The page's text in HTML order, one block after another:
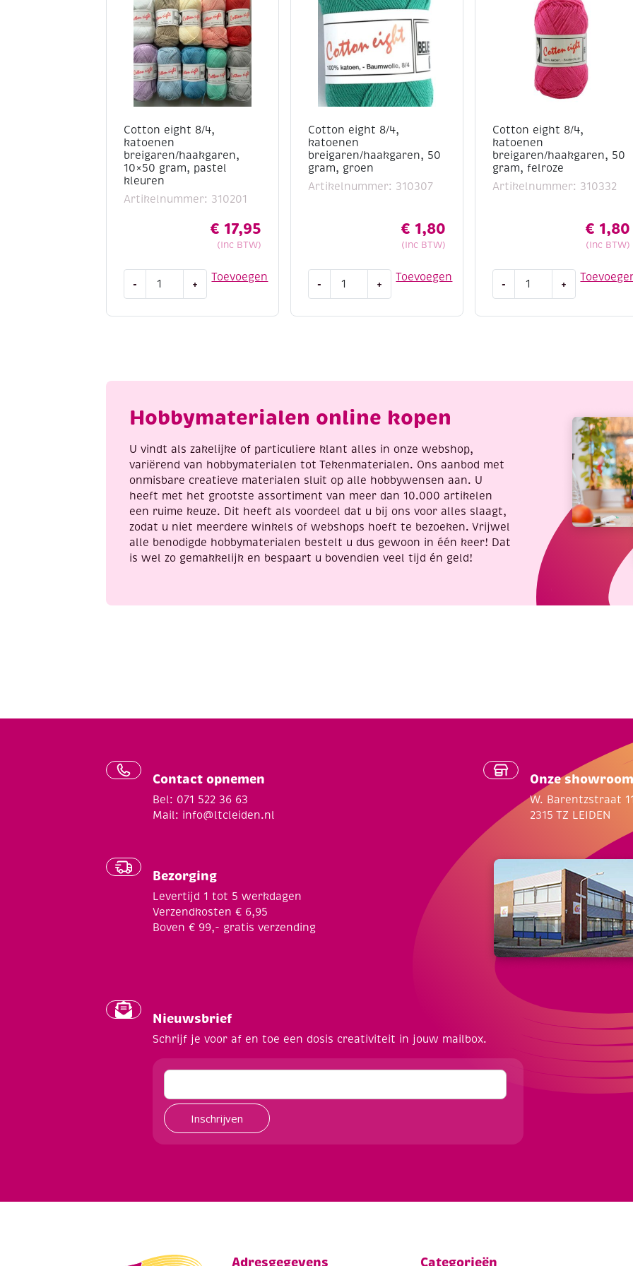
Cotton eight 8/4,
katoenen
breigaren/haakgaren,
10×50 gram, pastel
kleuren
Artikelnummer: 310201
€ 17,95
(Inc BTW)
Toevoegen
-
pastel
aantal
+
Cotton eight 8/4,
katoenen
breigaren/haakgaren, 50
gram, groen
Artikelnummer: 310307
€ 1,80
(Inc BTW)
Toevoegen
-
groen
+
Cotton eight 8/4,
katoenen
breigaren/haakgaren, 50
gram, felroze
Artikelnummer: 310332
€ 1,80
(Inc BTW)
-
felroze
+
Hobbymaterialen online kopen
U vindt als zakelijke of particuliere klant alles in onze webshop,
variërend van hobbymaterialen tot Tekenmaterialen. Ons aanbod met
onmisbare creatieve materialen sluit op alle hobbywensen aan. U
heeft met het grootste assortiment van meer dan 10.000 artikelen
een ruime keuze. Dit heeft als voordeel dat u bij ons voor alles slaagt,
zodat u niet meerdere winkels of webshops hoeft te bezoeken. Vrijwel
alle benodigde hobbymaterialen bestelt u dus gewoon in één keer! Dat
is wel zo gemakkelijk en bespaart u bovendien veel tijd én geld!
Contact opnemen
Bel: 071 522 36 63
Mail: info@ltcleiden.nl
Bezorging
Levertijd 1 tot 5 werkdagen
Verzendkosten € 6,95
Boven € 99,- gratis verzending
Onze showroom
W. Barentzstraat
2315 TZ LEIDEN
Nieuwsbrief
Schrijf je voor af en toe een dosis creativiteit in jouw mailbox.
Inschrijven
Adresgegevens Categorieën